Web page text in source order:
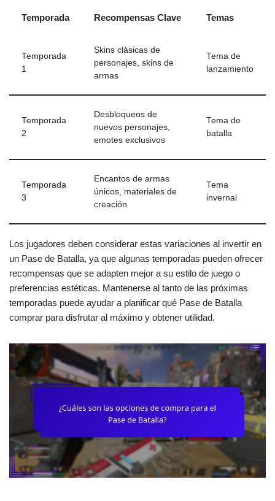
Temporada Recompensas Clave Temas
Temporada
1
Skins clásicas de
personajes, skins de
armas
Tema de
lanzamiento
Temporada
2
Desbloqueos de
nuevos personajes,
emotes exclusivos
Tema de
batalla
Temporada
3
Encantos de armas
únicos, materiales de
creación
Tema
invernal
Los jugadores deben considerar estas variaciones al invertir en
un Pase de Batalla, ya que algunas temporadas pueden ofrecer
recompensas que se adapten mejor a su estilo de juego o
preferencias estéticas. Mantenerse al tanto de las próximas
temporadas puede ayudar a planificar qué Pase de Batalla
comprar para disfrutar al máximo y obtener utilidad.